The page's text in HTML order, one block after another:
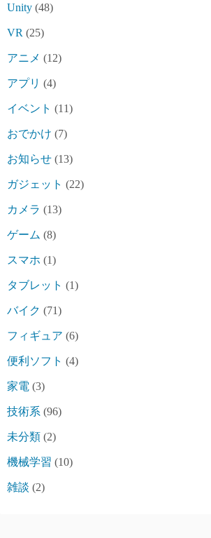
Unity (48)
VR (25)
アニメ (12)
アプリ (4)
イベント (11)
おでかけ (7)
お知らせ (13)
ガジェット (22)
カメラ (13)
ゲーム (8)
スマホ (1)
タブレット (1)
バイク (71)
フィギュア (6)
便利ソフト (4)
家電 (3)
技術系 (96)
未分類 (2)
機械学習 (10)
雑談 (2)